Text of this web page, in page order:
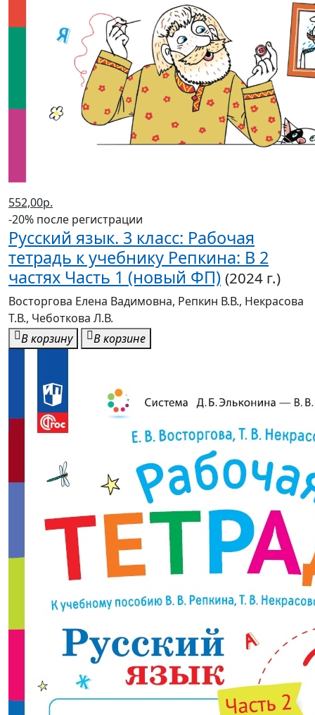
552,00р.
-20% после регистрации
Русский язык. 3 класс: Рабочая
тетрадь к учебнику Репкина: В 2
частях Часть 1 (новый ФП) (2024 г.)
Восторгова Елена Вадимовна, Репкин В.В., Некрасова
Т.В., Чеботкова Л.В.
В корзину
В корзине